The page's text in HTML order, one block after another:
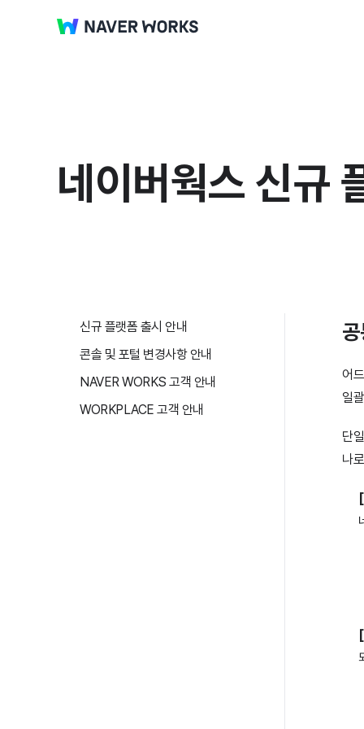
네이버웍스 신규
신규 플랫폼 출시 안내
콘솔 및 포털 변경사항 안내
NAVER WORKS 고객 안내
WORKPLACE 고객 안내
어
일
단
나